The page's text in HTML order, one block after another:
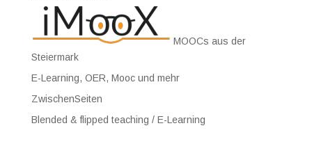
MOOCs aus der
Steiermark
E-Learning, OER, Mooc und mehr
ZwischenSeiten
Blended & flipped teaching / E-Learning